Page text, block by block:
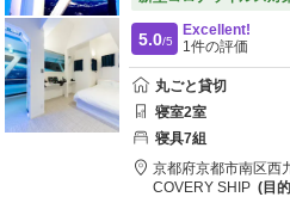
5.0/5
Excellent!
1件の評価
丸ごと貸切
寝室2室
寝具7組
京都府京都市南区西
COVERY SHIP
目